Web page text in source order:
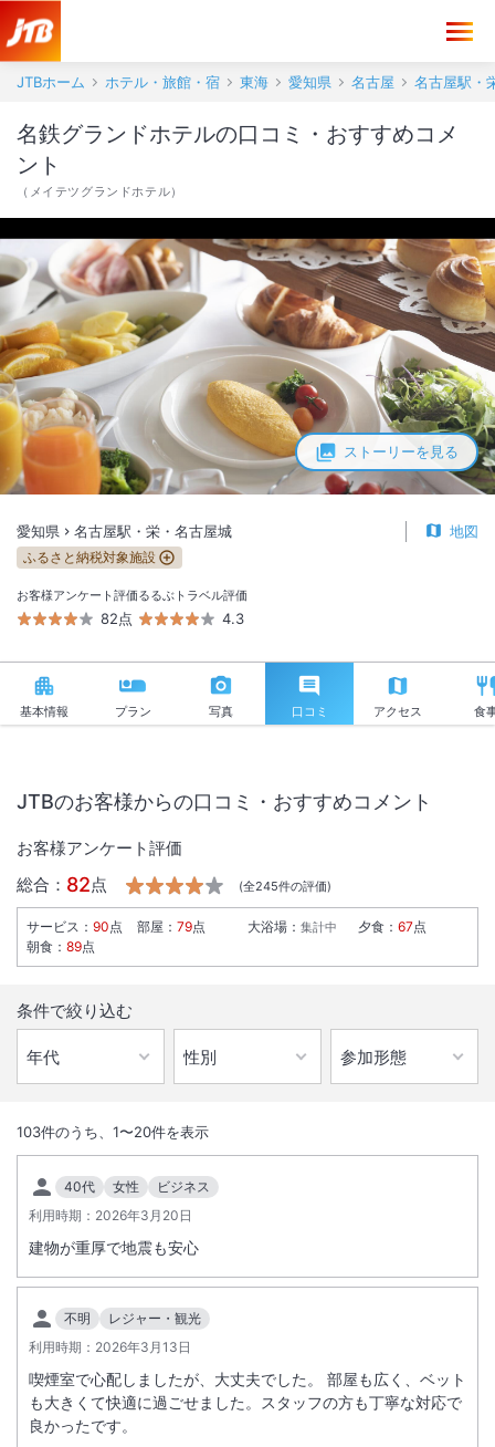
JTBホーム ホテル・旅館・宿 東海 愛知県 名古屋 名古屋駅・
ストーリーを見る
名鉄グランドホテルの口コミ・おすすめコメ
ント
（ メイテツグランドホテル）
愛知県 名古屋駅・栄・名古屋城 地図
ふるさと納税対象施設
お客様アンケート評価
82点
るるぶトラベル評価
4.3
基本情報 プラン 写真 口コミ アクセス 食
名古屋駅より徒歩４分、ビジネス、観光、ファミリー、グループ旅行等
に最も便利なシティホテル。中部国際空港へは名鉄特急にて２８分（最
短）です。
総客室数240室
INチェックイン
14:00/ OUT チェックアウト
11:00
駅徒歩5分
JTBのお客様からの口コミ・おすすめコメント
お客様アンケート評価
総合： 82点 (全245件の評価)
サービス ： 90点 部屋 ： 79点 大浴場 ： 集計中 夕食 ： 67点
朝食 ： 89点
条件で絞り込む
103件のうち、 1〜20件を表示
40代 女性
ビジネス
利用時期： 2026年3月20日
建物が重厚で地震も安心
不明
レジャー・観光
利用時期： 2026年3月13日
喫煙室で心配しましたが、大丈夫でした。 部屋も広く、ベット
も大きくて快適に過ごせました。スタッフの方も丁寧な対応で
良かったです。